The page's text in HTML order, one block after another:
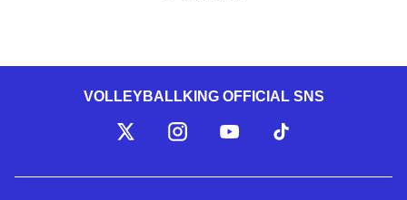
VOLLEYBALLKING OFFICIAL SNS